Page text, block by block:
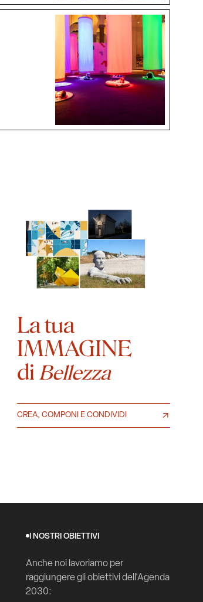
La tua
IMMAGINE
di Bellezza
CREA, COMPONI E CONDIVIDI
I NOSTRI OBIETTIVI
Anche noi lavoriamo per
raggiungere gli obiettivi dell'Agenda
2030: